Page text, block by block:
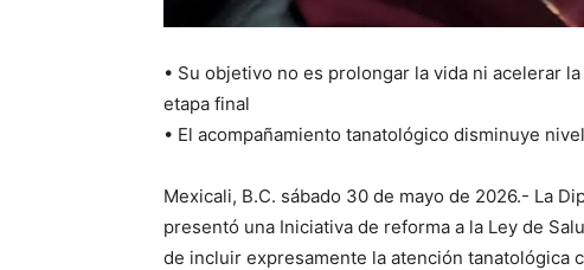
• Su objetivo no es prolongar la vida ni acelerar
etapa final
• El acompañamiento tanatológico disminuye
Mexicali, B.C. sábado 30 de mayo de 2026.- La
presentó una Iniciativa de reforma a la Ley de
de incluir expresamente la atención tanatológica